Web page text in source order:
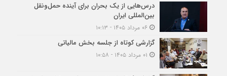
درس‌هایی از یک بحران برای آینده حمل‌ونقل
بین‌المللی ایران
گزارشی کوتاه از جلسه بخش مالیاتی